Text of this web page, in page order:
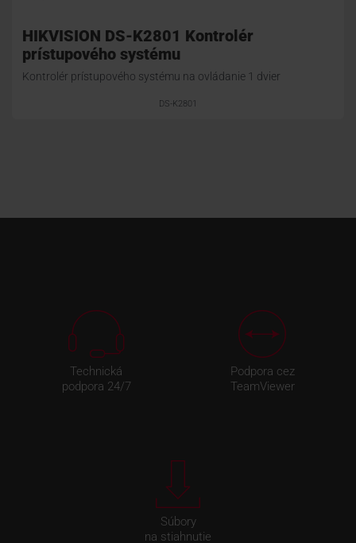
HIKVISION DS-K2801 Kontrolér
prístupového systému
Kontrolér prístupového systému na ovládanie 1 dvier
DS-K2801
Technická
podpora 24/7
Podpora cez
TeamViewer
Súbory
na stiahnutie